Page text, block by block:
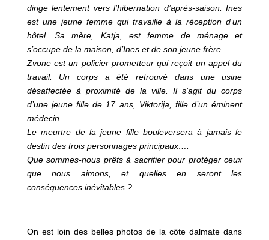
dirige lentement vers l’hibernation d’après-saison. Ines
est une jeune femme qui travaille à la réception d’un
hôtel. Sa mère, Katja, est femme de ménage et
s’occupe de la maison, d’Ines et de son jeune frère.
Zvone est un policier prometteur qui reçoit un appel du
travail. Un corps a été retrouvé dans une usine
désaffectée à proximité de la ville. Il s’agit du corps
d’une jeune fille de 17 ans, Viktorija, fille d’un éminent
médecin.
Le meurtre de la jeune fille bouleversera à jamais le
destin des trois personnages principaux….
Que sommes-nous prêts à sacrifier pour protéger ceux
que nous aimons, et quelles en seront les
conséquences inévitables ?
On est loin des belles photos de la côte dalmate dans